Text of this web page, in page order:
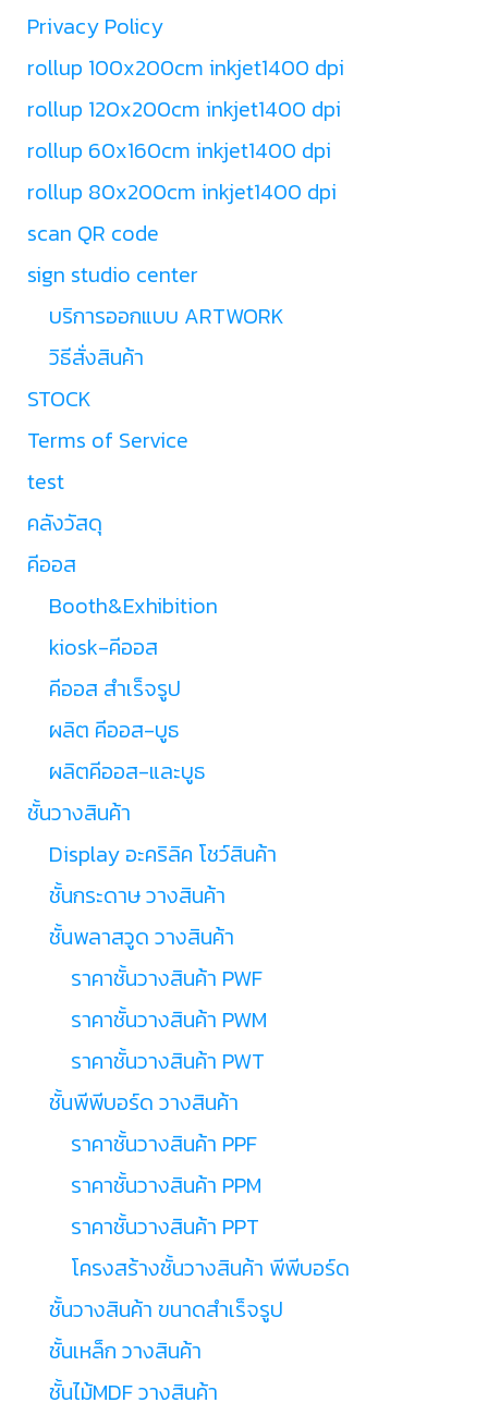
Privacy Policy
rollup 100x200cm inkjet1400 dpi
rollup 120x200cm inkjet1400 dpi
rollup 60x160cm inkjet1400 dpi
rollup 80x200cm inkjet1400 dpi
scan QR code
sign studio center
บริการออกแบบ ARTWORK
วิธีสั่งสินค้า
STOCK
Terms of Service
test
คลังวัสดุ
คีออส
Booth&Exhibition
kiosk-คีออส
คีออส สำเร็จรูป
ผลิต คีออส-บูธ
ผลิตคีออส-และบูธ
ชั้นวางสินค้า
Display อะคริลิค โชว์สินค้า
ชั้นกระดาษ วางสินค้า
ชั้นพลาสวูด วางสินค้า
ราคาชั้นวางสินค้า PWF
ราคาชั้นวางสินค้า PWM
ราคาชั้นวางสินค้า PWT
ชั้นพีพีบอร์ด วางสินค้า
ราคาชั้นวางสินค้า PPF
ราคาชั้นวางสินค้า PPM
ราคาชั้นวางสินค้า PPT
โครงสร้างชั้นวางสินค้า พีพีบอร์ด
ชั้นวางสินค้า ขนาดสำเร็จรูป
ชั้นเหล็ก วางสินค้า
ชั้นไม้MDF วางสินค้า